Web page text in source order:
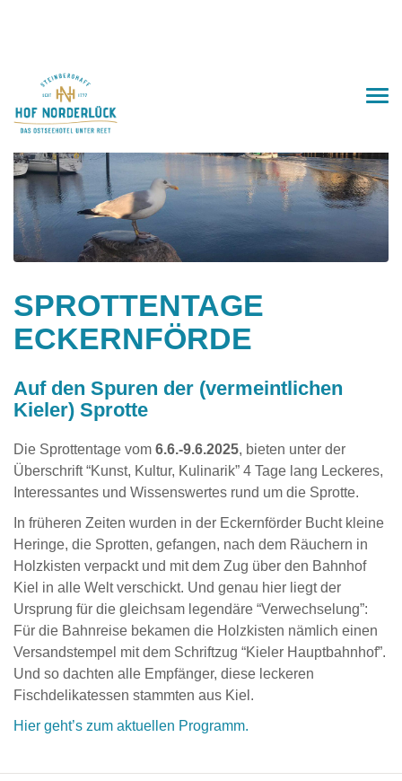
SPROTTENTAGE
ECKERNFÖRDE
Auf den Spuren der (vermeintlichen
Kieler) Sprotte
Die Sprottentage vom 6.6.-9.6.2025, bieten unter der
Überschrift “Kunst, Kultur, Kulinarik” 4 Tage lang Leckeres,
Interessantes und Wissenswertes rund um die Sprotte.
In früheren Zeiten wurden in der Eckernförder Bucht kleine
Heringe, die Sprotten, gefangen, nach dem Räuchern in
Holzkisten verpackt und mit dem Zug über den Bahnhof
Kiel in alle Welt verschickt. Und genau hier liegt der
Ursprung für die gleichsam legendäre “Verwechselung”:
Für die Bahnreise bekamen die Holzkisten nämlich einen
Versandstempel mit dem Schriftzug “Kieler Hauptbahnhof”.
Und so dachten alle Empfänger, diese leckeren
Fischdelikatessen stammten aus Kiel.
Hier geht’s zum aktuellen Programm.